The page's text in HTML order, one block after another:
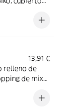
13,91 €
relleno de
de mix